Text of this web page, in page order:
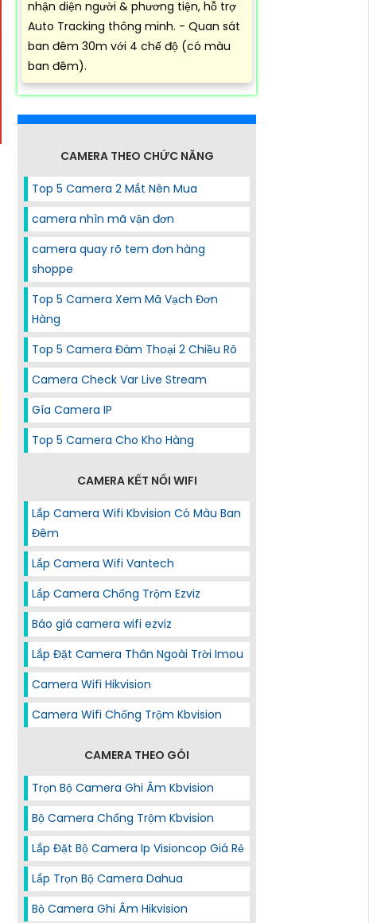
nhận diện người & phương tiện, hỗ trợ
Auto Tracking thông minh. - Quan sát
ban đêm 30m với 4 chế độ (có màu
ban đêm).
CAMERA THEO CHỨC NĂNG
Top 5 Camera 2 Mắt Nên Mua
camera nhìn mã vận đơn
camera quay rõ tem đơn hàng
shoppe
Top 5 Camera Xem Mã Vạch Đơn
Hàng
Top 5 Camera Đàm Thoại 2 Chiều Rõ
Camera Check Var Live Stream
Gía Camera IP
Top 5 Camera Cho Kho Hàng
CAMERA KẾT NỐI WIFI
Lắp Camera Wifi Kbvision Có Màu Ban
Đêm
Lắp Camera Wifi Vantech
Lắp Camera Chống Trộm Ezviz
Báo giá camera wifi ezviz
Lắp Đặt Camera Thân Ngoài Trời Imou
Camera Wifi Hikvision
Camera Wifi Chống Trộm Kbvision
CAMERA THEO GÓI
Trọn Bộ Camera Ghi Âm Kbvision
Bộ Camera Chống Trộm Kbvision
Lắp Đặt Bộ Camera Ip Visioncop Giá Rẻ
Lắp Trọn Bộ Camera Dahua
Bộ Camera Ghi Âm Hikvision